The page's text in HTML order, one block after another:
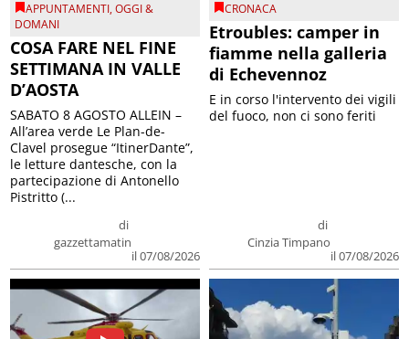
APPUNTAMENTI,OGGI &
DOMANI
COSA FARE NEL FINE
SETTIMANA IN VALLE
D’AOSTA
di
gazzettamatin
il 07/08/2026
SABATO 8 AGOSTO ALLEIN –
All’area verde Le Plan-de-
Clavel prosegue “ItinerDante”,
le letture dantesche, con la
partecipazione di Antonello
Pistritto (...
CRONACA
Etroubles: camper in
fiamme nella galleria
di Echevennoz
di
Cinzia Timpano
il 07/08/2026
E in corso l'intervento dei vigili
del fuoco, non ci sono feriti